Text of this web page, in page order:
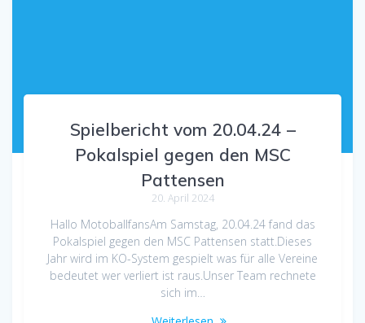
Spielbericht vom 20.04.24 –
Pokalspiel gegen den MSC
Pattensen
20. April 2024
Hallo MotoballfansAm Samstag, 20.04.24 fand das
Pokalspiel gegen den MSC Pattensen statt.Dieses
Jahr wird im KO-System gespielt was für alle Vereine
bedeutet wer verliert ist raus.Unser Team rechnete
sich im…